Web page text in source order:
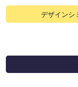
デザインシ